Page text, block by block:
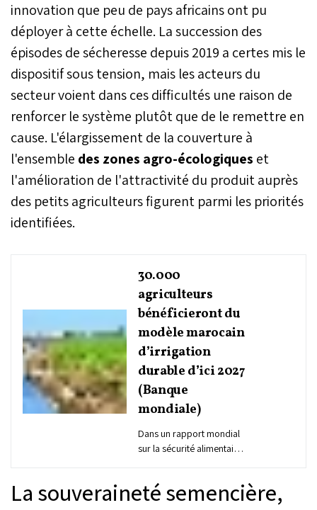
innovation que peu de pays africains ont pu
déployer à cette échelle. La succession des
épisodes de sécheresse depuis 2019 a certes mis le
dispositif sous tension, mais les acteurs du
secteur voient dans ces difficultés une raison de
renforcer le système plutôt que de le remettre en
cause. L'élargissement de la couverture à
l'ensemble des zones agro-écologiques et
l'amélioration de l'attractivité du produit auprès
des petits agriculteurs figurent parmi les priorités
identifiées.
30.000
agriculteurs
bénéficieront du
modèle marocain
d’irrigation
durable d’ici 2027
(Banque
mondiale)
Dans un rapport mondial
sur la sécurité alimentaire
comme exemple concret
La souveraineté semencière,